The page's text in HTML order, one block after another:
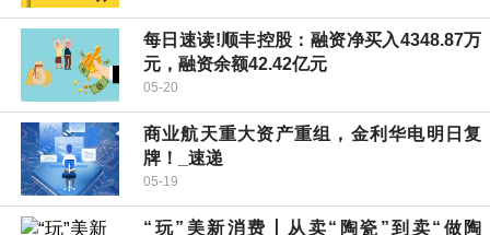
每日速读!顺丰控股：融资净买入4348.87万
元，融资余额42.42亿元
05-20
商业航天重大资产重组，金利华电明日复
牌！_速递
05-19
“玩”美新消费丨从卖“陶瓷”到卖“做陶